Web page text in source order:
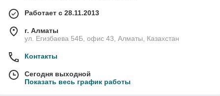
Работает с 28.11.2013
г. Алматы
ул. Егизбаева 54Б, офис 43, Алматы, Казахстан
Контакты
Сегодня выходной
Показать весь график работы